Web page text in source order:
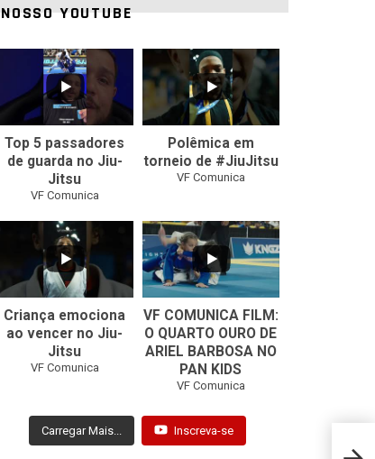
NOSSO YOUTUBE
0
Top 5 passadores
de guarda no Jiu-
Jitsu
VF Comunica
46 1
Polêmica em
torneio de #JiuJitsu
VF Comunica
0
Criança emociona
ao vencer no Jiu-
Jitsu
VF Comunica
...
0
VF COMUNICA FILM:
O QUARTO OURO DE
ARIEL BARBOSA NO
PAN KIDS
VF Comunica
Carregar Mais... Inscreva-se